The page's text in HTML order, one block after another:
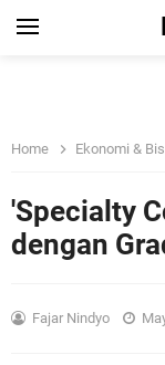
Home Ekonomi &
'Specialty
dengan
Fajar Nindyo